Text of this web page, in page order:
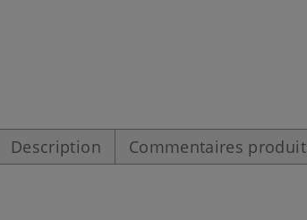
Description Commentaires